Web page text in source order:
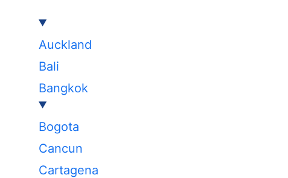
Auckland
Bali
Bangkok
Bogota
Cancun
Cartagena